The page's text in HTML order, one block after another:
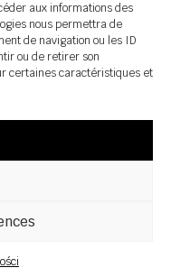
aux informations des
nous permettra de
de navigation ou les ID
ou de retirer son
certaines caractéristiques et
Agriculture – Design: